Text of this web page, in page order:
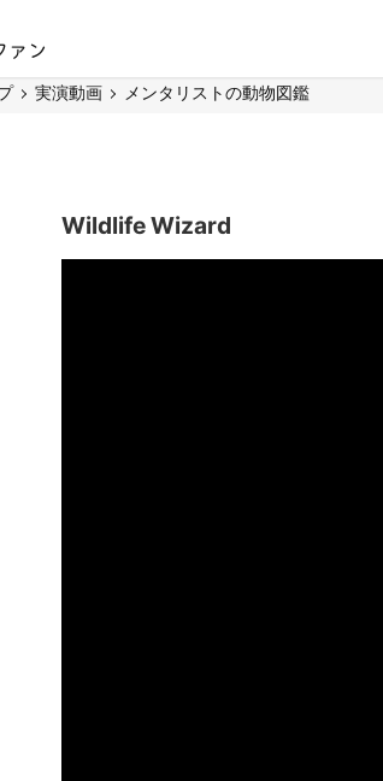
ァン
実演動画 メンタリストの動物図鑑
Wildlife Wizard